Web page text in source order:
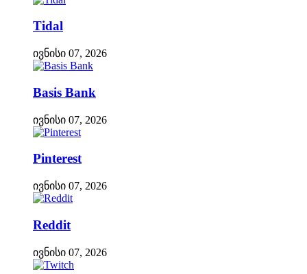
Tidal
ივნისი 07, 2026
Basis Bank
ივნისი 07, 2026
Pinterest
ივნისი 07, 2026
Reddit
ივნისი 07, 2026